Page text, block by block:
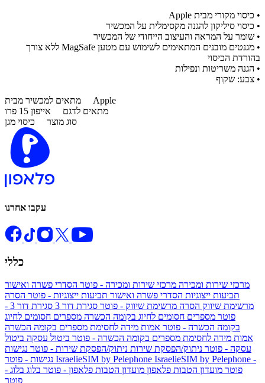
• כיסוי מקורי מבית Apple
• כיסוי סיליקון להגנה מקסימלית על המכשיר
• שומר על המראה והעיצוב הייחודי של המכשיר
• מגנטים מובנים המתאימים לשימוש עם מטען MagSafe ללא צורך
בהורדת הכיסוי
• הגנה משריטות ונפילות
• צבע: שקוף
מתאים למכשיר מבית Apple
מתאים לדגם אייפון 15 פרו
סוג מוצר כיסוי מגן
עקבו אחרנו
כללי
מרכזי שירות ומכירה מרכזי שירות ומכירה - פוטר הסדרי פשרה ואישור
תביעות ייצוגיות הסדרי פשרה ואישור תביעות ייצוגיות - פוטר הסרה
מרשימת שיווק הסרה מרשימת שיווק - פוטר סגירת דור 3
סגירת דור 3 -
פוטר מספרים חסומים לחיוג בקומה הכשרה מספרים חסומים לחיוג
בקומה הכשרה - פוטר אמות מידה לחסימת מספרים בקומה הכשרה
אמות מידה לחסימת מספרים בקומה הכשרה - פוטר ביטול עסקה ביטול
עסקה - פוטר ניתוק/הפסקת שירות ניתוק/הפסקת שירות - פוטר נגישות
IsraelieSIM by Pelephone IsraelieSIM by Pelephone -
פוטר מועדון הטבות פלאפון מועדון הטבות פלאפון - פוטר בלוג בלוג -
פוטר